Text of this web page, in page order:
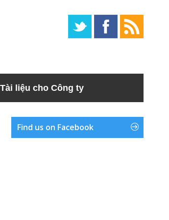
Tài liệu cho Công ty
Find us on Facebook